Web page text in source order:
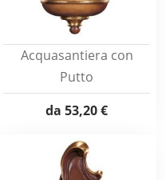
Acquasantiera con
Putto
da 53,20 €